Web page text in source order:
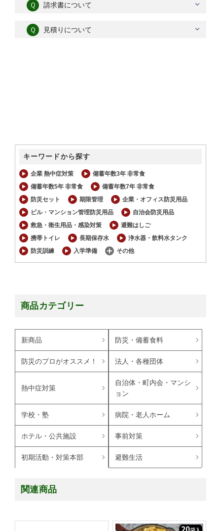
Ｑ 請求書について
Ｑ 見積りについて
キーワードから探す
企業 熱中症対策
備蓄年数3年 非常食
備蓄年数5年 非常食
備蓄年数7年 非常食
防災セット
期限管理
企業・オフィス防災用品
ビル・マンション管理防災用品
自治会防災用品
救急・衛生用品・感染対策
避難はしご
携帯トイレ
長期保存水
浄水器・飲料水タンク
防災訓練
入学準備 その他
商品カテゴリー
新商品 防災・備蓄食料
防災のプロがオススメ！ 法人・各種団体
熱中症対策
自治体・町内会・マンシ
ョン
学校・塾 病院・老人ホーム
ホテル・公共施設 事前対策
初期活動・対策本部 避難生活
関連商品